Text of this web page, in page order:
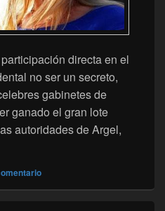
directa en el
no ser un secreto,
gabinetes de
ganado el gran lote
autoridades de Argel,
el relevo a RKF para la